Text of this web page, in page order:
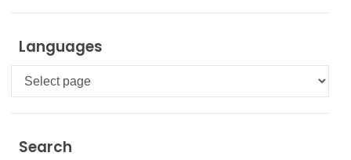
Languages
Languages
Search